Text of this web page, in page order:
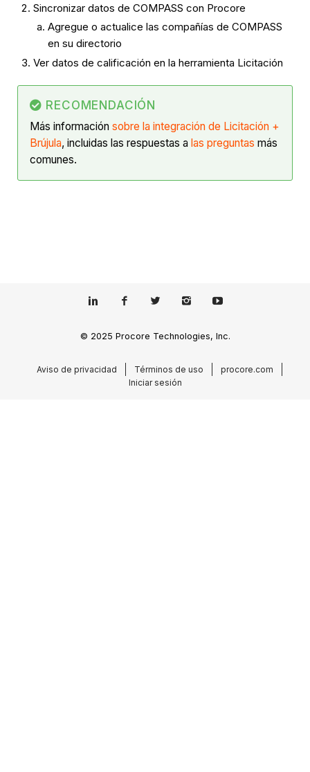
Sincronizar datos de COMPASS con Procore
Agregue o actualice las compañías de COMPASS
en su directorio
Ver datos de calificación en la herramienta Licitación
RECOMENDACIÓN
Más informaciónsobre la integración de Licitación +
Brújula, incluidas las respuestas a las preguntas más
comunes.
© 2025 Procore Technologies, Inc.
Aviso de privacidad Términos de uso
procore.com
Iniciar sesión